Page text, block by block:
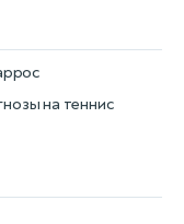
на теннис